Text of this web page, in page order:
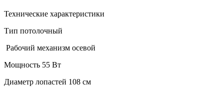
Технические характеристики
Тип потолочный
Рабочий механизм осевой
Мощность 55 Вт
Диаметр лопастей 108 см